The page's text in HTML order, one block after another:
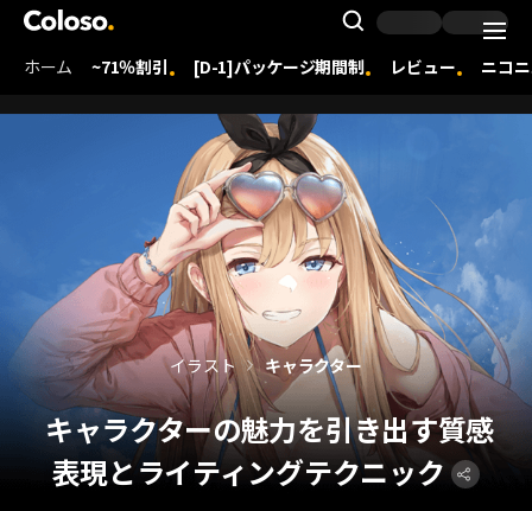
Coloso. | コロソ.
Search
Coloso Menu
ホーム ~71％割引 [D-1]パッケージ期間制 レビュー ニコ
キャラクターの魅力を引き出す質感
表現とライティングテクニック
イラスト キャラクター